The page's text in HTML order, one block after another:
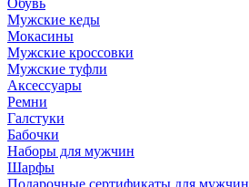
Обувь
Мужские кеды
Мокасины
Мужские кроссовки
Мужские туфли
Аксессуары
Ремни
Галстуки
Бабочки
Наборы для мужчин
Шарфы
Подарочные сертификаты для мужчин